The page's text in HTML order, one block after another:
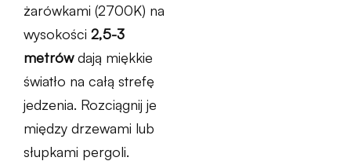
żarówkami (2700K) na
wysokości 2,5-3
metrówdają miękkie
światło na całą strefę
jedzenia. Rozciągnij je
między drzewami lub
słupkami pergoli.